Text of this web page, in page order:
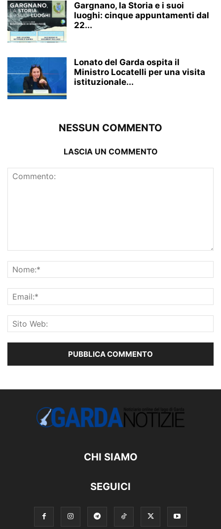
Gargnano, la Storia e i suoi
luoghi: cinque appuntamenti dal
22...
Lonato del Garda ospita il
Ministro Locatelli per una visita
istituzionale...
NESSUN COMMENTO
LASCIA UN COMMENTO
CHI SIAMO
SEGUICI